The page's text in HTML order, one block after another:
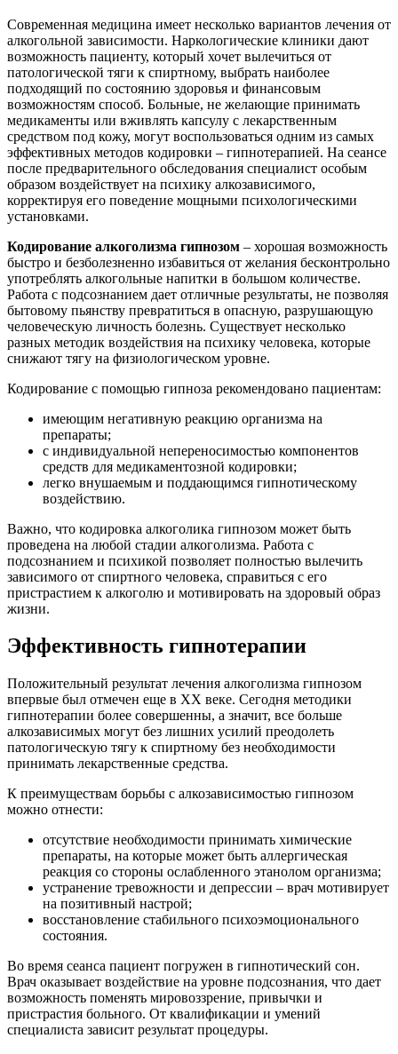
Современная медицина имеет несколько вариантов лечения от
алкогольной зависимости. Наркологические клиники дают
возможность пациенту, который хочет вылечиться от
патологической тяги к спиртному, выбрать наиболее
подходящий по состоянию здоровья и финансовым
возможностям способ. Больные, не желающие принимать
медикаменты или вживлять капсулу с лекарственным
средством под кожу, могут воспользоваться одним из самых
эффективных методов кодировки – гипнотерапией. На сеансе
после предварительного обследования специалист особым
образом воздействует на психику алкозависимого,
корректируя его поведение мощными психологическими
установками.
Кодирование алкоголизма гипнозом – хорошая возможность
быстро и безболезненно избавиться от желания бесконтрольно
употреблять алкогольные напитки в большом количестве.
Работа с подсознанием дает отличные результаты, не позволяя
бытовому пьянству превратиться в опасную, разрушающую
человеческую личность болезнь. Существует несколько
разных методик воздействия на психику человека, которые
снижают тягу на физиологическом уровне.
Кодирование с помощью гипноза рекомендовано пациентам:
имеющим негативную реакцию организма на
препараты;
с индивидуальной непереносимостью компонентов
средств для медикаментозной кодировки;
легко внушаемым и поддающимся гипнотическому
воздействию.
Важно, что кодировка алкоголика гипнозом может быть
проведена на любой стадии алкоголизма. Работа с
подсознанием и психикой позволяет полностью вылечить
зависимого от спиртного человека, справиться с его
пристрастием к алкоголю и мотивировать на здоровый образ
жизни.
Эффективность гипнотерапии
Положительный результат лечения алкоголизма гипнозом
впервые был отмечен еще в XX веке. Сегодня методики
гипнотерапии более совершенны, а значит, все больше
алкозависимых могут без лишних усилий преодолеть
патологическую тягу к спиртному без необходимости
принимать лекарственные средства.
К преимуществам борьбы с алкозависимостью гипнозом
можно отнести:
отсутствие необходимости принимать химические
препараты, на которые может быть аллергическая
реакция со стороны ослабленного этанолом организма;
устранение тревожности и депрессии – врач мотивирует
на позитивный настрой;
восстановление стабильного психоэмоционального
состояния.
Во время сеанса пациент погружен в гипнотический сон.
Врач оказывает воздействие на уровне подсознания, что дает
возможность поменять мировоззрение, привычки и
пристрастия больного. От квалификации и умений
специалиста зависит результат процедуры.